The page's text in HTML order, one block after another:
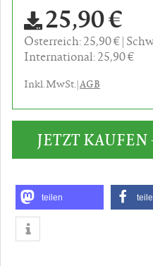
25,90 €
Österreich: 25,90 €
International: 25,90 €
Inkl. MwSt. |AGB
JETZT
teilen